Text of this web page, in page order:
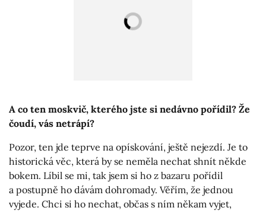
A co ten moskvič, kterého jste si nedávno pořídil? Že
čoudí, vás netrápí?
Pozor, ten jde teprve na opískování, ještě nejezdí. Je to
historická věc, která by se neměla nechat shnít někde
bokem. Líbil se mi, tak jsem si ho z bazaru pořídil
a postupně ho dávám dohromady. Věřím, že jednou
vyjede. Chci si ho nechat, občas s ním někam vyjet,